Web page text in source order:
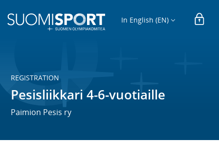
In English (EN)
REGISTRATION
Pesisliikkari 4-6-vuotiaille
Paimion Pesis ry